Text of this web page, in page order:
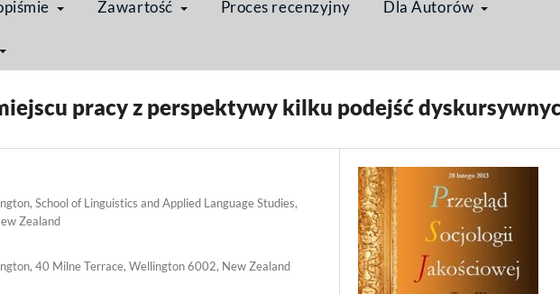
Zawartość Proces recenzyjny Dla Autorów
pracy z perspektywy kilku podejść
School of Linguistics and Applied Language Studies,
Zealand
40 Milne Terrace, Wellington 6002, New Zealand